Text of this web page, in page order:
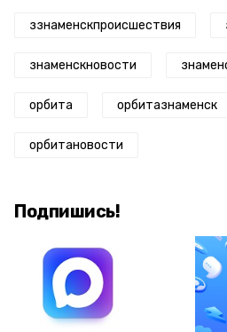
ззнаменскпроисшествия
знаменскновости
орбита орбитазнаменск
орбитановости
Подпишись!